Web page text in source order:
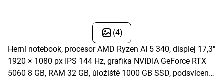
(4)
Herní notebook, procesor AMD Ryzen AI 5 340, displej 17,3"
1920 × 1080 px IPS 144 Hz, grafika NVIDIA GeForce RTX
5060 8 GB, RAM 32 GB, úložiště 1000 GB SSD, podsvícená